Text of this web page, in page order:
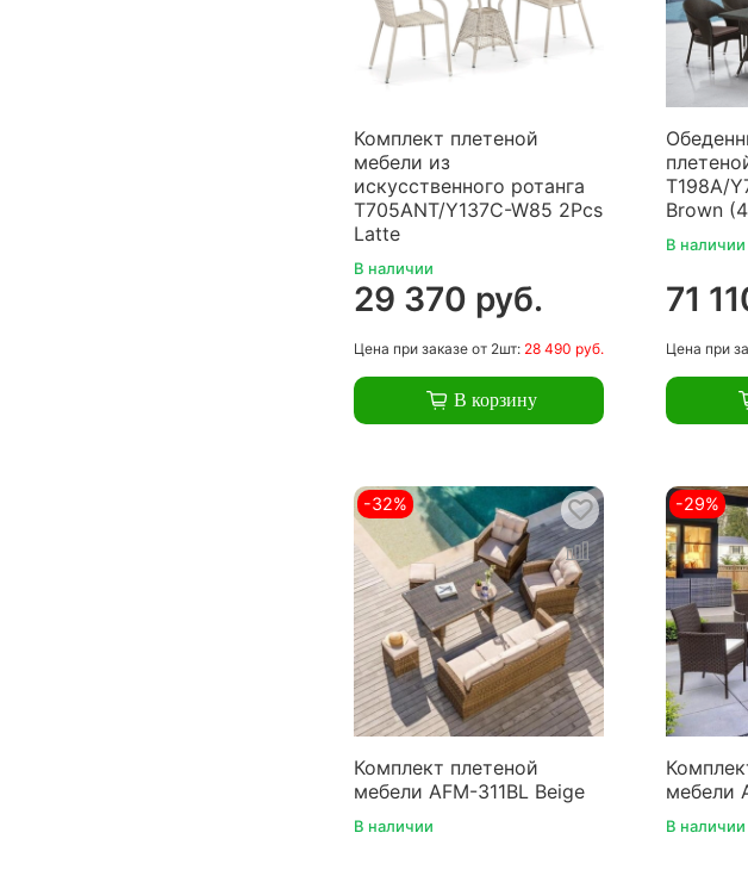
Комплект плетеной
мебели из
искусственного ротанга
T705ANT/Y137C-W85 2Pcs
Latte
В наличии
29 370 руб.
Цена при заказе от 2шт: 28 490 руб.
В корзину
T198A/
Brown
В наличии
71
Цена при
-32%
Комплект плетеной
мебели AFM-311BL Beige
В наличии
-29%
мебели
В наличии